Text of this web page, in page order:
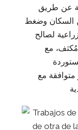
عن طريق
السكان وضغط
لصالح
مع
متوافقة مع